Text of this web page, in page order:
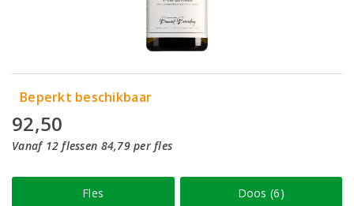
Beperkt beschikbaar
92,50
Vanaf 12 flessen 84,79 per fles
Fles Doos (6)